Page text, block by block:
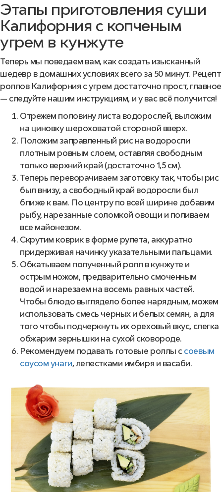
Этапы приготовления суши
Калифорния с копченым
угрем в кунжуте
Теперь мы поведаем вам, как создать изысканный
шедевр в домашних условиях всего за 50 минут. Рецепт
роллов Калифорния с угрем достаточно прост, главное
— следуйте нашим инструкциям, и у вас всё получится!
Отрежем половину листа водорослей, выложим
на циновку шероховатой стороной вверх.
Положим заправленный рис на водоросли
плотным ровным слоем, оставляя свободным
только верхний край (достаточно 1,5 см).
Теперь переворачиваем заготовку так, чтобы рис
был внизу, а свободный край водоросли был
ближе к вам. По центру по всей ширине добавим
рыбу, нарезанные соломкой овощи и поливаем
все майонезом.
Скрутим коврик в форме рулета, аккуратно
придерживая начинку указательными пальцами.
Обкатываем полученный ролл в кунжуте и
острым ножом, предварительно смоченным
водой и нарезаем на восемь равных частей.
Чтобы блюдо выглядело более нарядным, можем
использовать смесь черных и белых семян, а для
того чтобы подчеркнуть их ореховый вкус, слегка
обжарим зернышки на сухой сковороде.
Рекомендуем подавать готовые роллы с соевым
соусом унаги, лепестками имбиря и васаби.